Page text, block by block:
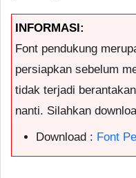
INFORMASI:
Font pendukung
persiapkan sebelum
tidak terjadi
nanti. Silahkan
Download : Font